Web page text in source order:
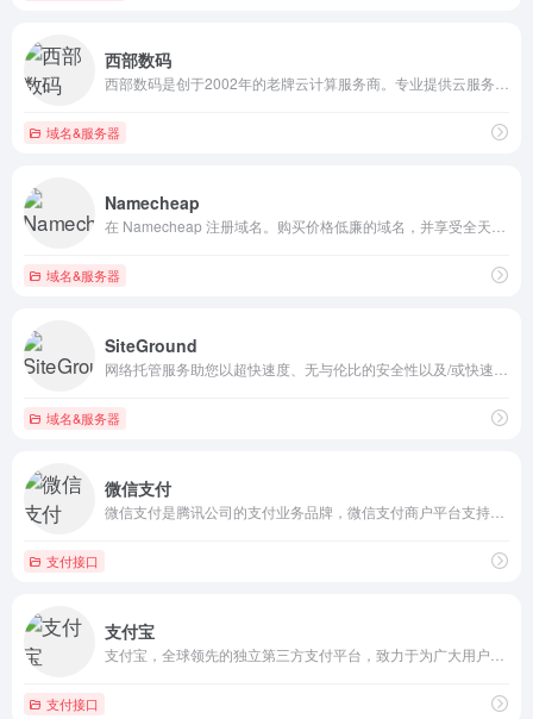
西部数码
域名&服务器
Namecheap
域名&服务器
SiteGround
域名&服务器
微信支付
支付接口
支付宝
支付接口